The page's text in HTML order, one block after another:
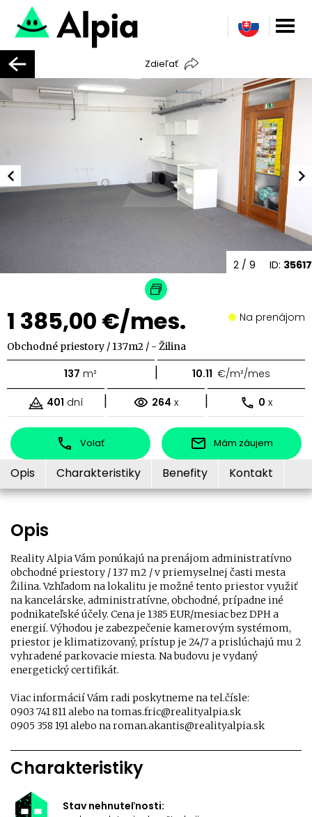
Zdieľať
ID: 35617
2 / 9
1 385,00 €/mes. Na prenájom
Obchodné priestory / 137m2 / - Žilina
137 m² | 10.11 €/m²/mes
401 dní | 264 x | 0 x
Volať Mám záujem
Opis Charakteristiky Benefity Kontakt
Opis
Reality Alpia Vám ponúkajú na prenájom administratívno
obchodné priestory / 137 m2 / v priemyselnej časti mesta
Žilina. Vzhľadom na lokalitu je možné tento priestor využiť
na kancelárske, administratívne, obchodné, prípadne iné
podnikateľské účely. Cena je 1385 EUR/mesiac bez DPH a
energií. Výhodou je zabezpečenie kamerovým systémom,
priestor je klimatizovaný, prístup je 24/7 a prislúchajú mu 2
vyhradené parkovacie miesta. Na budovu je vydaný
energetický certifikát.
Viac informácií Vám radi poskytneme na tel.čísle:
0903 741 811 alebo na tomas.fric@realityalpia.sk
0905 358 191 alebo na roman.akantis@realityalpia.sk
Charakteristiky
Stav nehnuteľnosti: